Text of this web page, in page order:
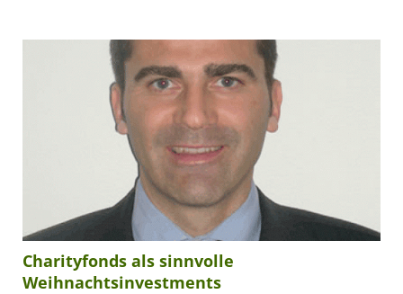
Charityfonds als sinnvolle
Weihnachtsinvestments